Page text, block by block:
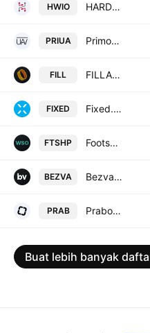
HWIO HARDWARIO A.S.
PRIUA Primoco UAV SE
FILL FILLAMENTUM as
FIXED Fixed.zone a.s.
FTSHP Footshop a.s.
BEZVA Bezvavlasy a.s.
PRAB Prabos plus a.s.
Buat lebih banyak